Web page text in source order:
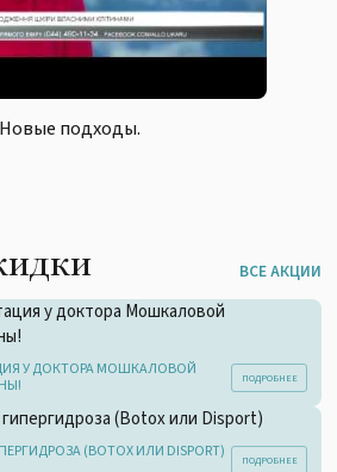
подходы.
ВСЕ АКЦИИ
У ДОКТОРА МОШКАЛОВОЙ
(BOTOX ИЛИ DISPORT)